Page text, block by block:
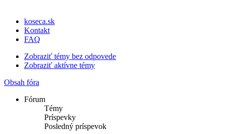
koseca.sk
Kontakt
FAQ
Zobraziť témy bez odpovede
Zobraziť aktívne témy
Obsah fóra
Fórum
Témy
Príspevky
Posledný príspevok